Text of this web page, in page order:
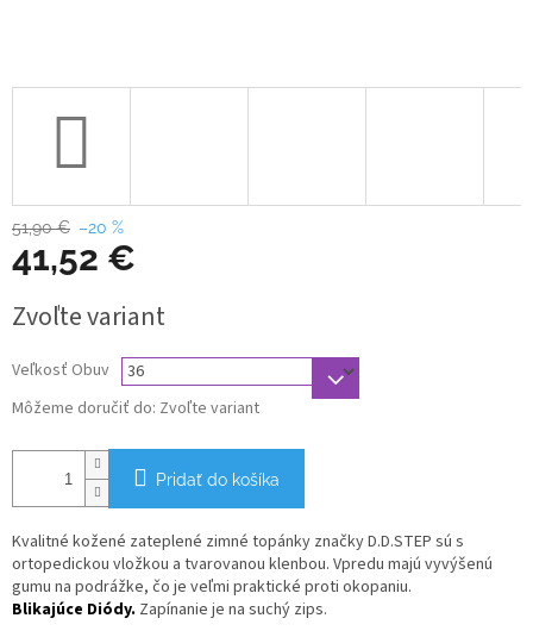
51,90 € –20 %
41,52 €
cena:
Zvoľte variant
Veľkosť Obuv
Môžeme doručiť do: Zvoľte variant
Pridať do košíka
Kvalitné kožené zateplené zimné topánky značky D.D.STEP sú s
ortopedickou vložkou a tvarovanou klenbou. Vpredu majú vyvýšenú
gumu na podrážke, čo je veľmi praktické proti okopaniu.
Blikajúce Diódy. Zapínanie je na suchý zips.